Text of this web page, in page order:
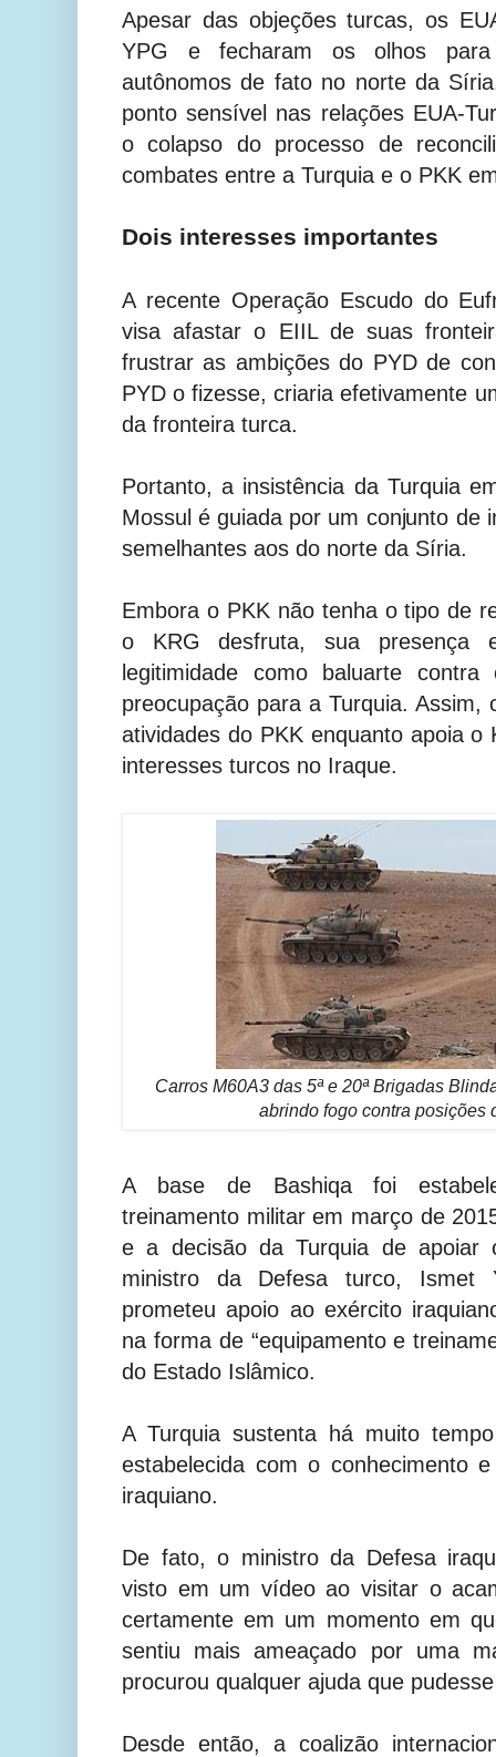
Apesar das objeções turcas, os
YPG e fecharam os olhos
autônomos de fato no norte da
ponto sensível nas relações EUA-
o colapso do processo de
combates entre a Turquia e o PKK
Dois interesses importantes
A recente Operação Escudo do
visa afastar o EIIL de suas
frustrar as ambições do PYD de
PYD o fizesse, criaria efetivamente
da fronteira turca.
Portanto, a insistência da Turquia
Mossul é guiada por um conjunto de
semelhantes aos do norte da Síria.
Embora o PKK não tenha o tipo de
o KRG desfruta, sua presença
legitimidade como baluarte
preocupação para a Turquia. Assim,
atividades do PKK enquanto apoia o
interesses turcos no Iraque.
Carros M60A3 das 5ª e 20ª Brigadas
abrindo fogo contra posições
A base de Bashiqa foi
treinamento militar em março de
e a decisão da Turquia de
ministro da Defesa turco, Ismet
prometeu apoio ao exército
na forma de “equipamento e
do Estado Islâmico.
A Turquia sustenta há muito
estabelecida com o conhecimento
iraquiano.
De fato, o ministro da Defesa
visto em um vídeo ao visitar o
certamente em um momento em
sentiu mais ameaçado por uma
procurou qualquer ajuda que
Desde então, a coalizão